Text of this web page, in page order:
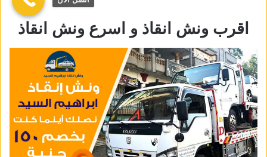
اقرب ونش انقاذ و اسرع ونش انقاذ